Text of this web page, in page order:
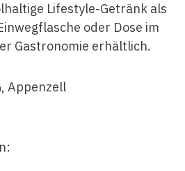
Lifestyle-Getränk als
oder Dose im
Gastronomie erhältlich.
Appenzell